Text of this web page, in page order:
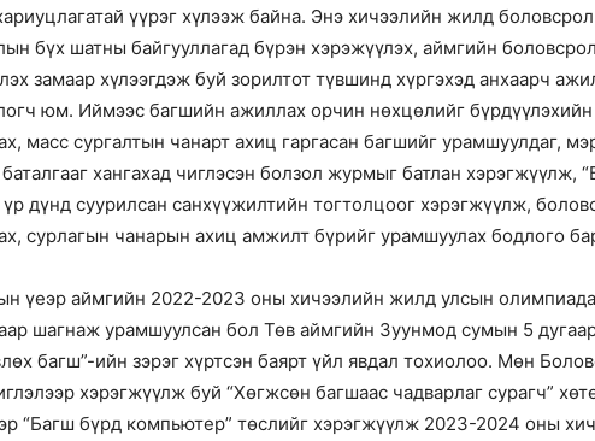
үүрэг хүлээж байна. Энэ хичээлийн жилд
бүх шатны байгууллагад бүрэн хэрэжүүлэх, аймгийн
замаар хүлээгдэж буй зорилтот түвшинд хүргэхэд анхаарч
юм. Иймээс багшийн ажиллах орчин нөхцөлийг
масс сургалтын чанарт ахиц гаргасан багшийг урамшуулдаг,
хангахад чиглэсэн болзол журмыг батлан хэрэгжүүлж,
үр дүнд суурилсан санхүүжилтийн тогтолцоог хэрэгжүүлж,
сурлагын чанарын ахиц амжилт бүрийг урамшуулах бодлого
үеэр аймгийн 2022-2023 оны хичээлийн жилд улсын
шагнаж урамшуулсан бол Төв аймгийн Зуунмод сумын 5
багш”-ийн зэрэг хүртсэн баярт үйл явдал тохиолоо. Мөн
хэрэгжүүлж буй “Хөгжсөн багшаас чадварлаг сурагч”
“Багш бүрд компьютер” төслийг хэрэгжүүлж 2023-2024 оны